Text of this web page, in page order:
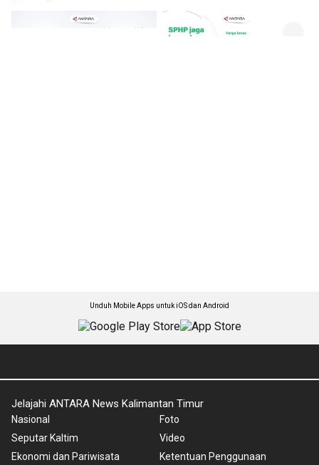
Unduh Mobile Apps untuk iOS dan Android
Jelajahi ANTARA News Kalimantan Timur
Nasional
Seputar Kaltim
Ekonomi dan Pariwisata
Foto
Video
Ketentuan Penggunaan